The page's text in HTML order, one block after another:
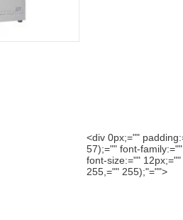
<div 0px;=""
57);="" font-
font-size:=""
255,="" 255);"="">